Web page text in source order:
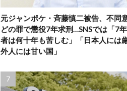
元ジャンポケ・斉藤慎二被告、不同
どの罪で懲役7年求刑…SNSでは「7
者は何十年も苦しむ」「日本人には
外人には甘い国」